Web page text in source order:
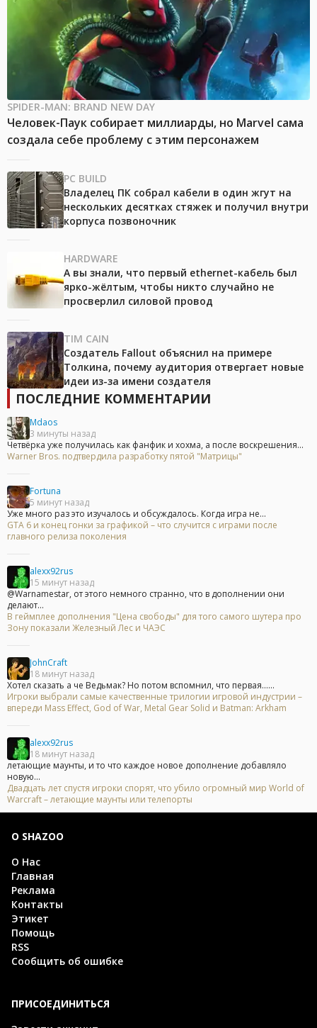
SPIDER-MAN: BRAND NEW DAY
Человек-Паук собирает миллиарды, но Marvel сама
создала себе проблему с этим персонажем
PC BUILD
Владелец ПК собрал кабели в один жгут на
нескольких десятках стяжек и получил внутри
корпуса позвоночник
HARDWARE
А вы знали, что первый ethernet-кабель был
ярко-жёлтым, чтобы никто случайно не
просверлил силовой провод
TIM CAIN
Создатель Fallout объяснил на примере
Толкина, почему аудитория отвергает новые
идеи из-за имени создателя
ПОСЛЕДНИЕ КОММЕНТАРИИ
Mdaos
3 минуты назад
Четвёрка уже получилась как фанфик и хохма, а после воскрешения...
Warner Bros. подтвердила разработку пятой "Матрицы"
Fortuna
5 минут назад
Уже много раз это изучалось и обсуждалось. Когда игра не...
GTA 6 и конец гонки за графикой – что случится с играми после
главного релиза поколения
alexx92rus
15 минут назад
@Warnamestar, от этого немного странно, что в дополнении они
делают...
В геймплее дополнения "Цена свободы" для того самого шутера про
Зону показали Железный Лес и ЧАЭС
JohnCraft
18 минут назад
Хотел сказать а че Ведьмак? Но потом вспомнил, что первая......
Игроки выбрали самые качественные трилогии игровой индустрии –
впереди Mass Effect, God of War, Metal Gear Solid и Batman: Arkham
alexx92rus
18 минут назад
летающие маунты, и то что каждое новое дополнение добавляло
новую...
Двадцать лет спустя игроки спорят, что убило огромный мир World of
Warcraft – летающие маунты или телепорты
О SHAZOO
О Нас
Главная
Реклама
Контакты
Этикет
Помощь
RSS
Сообщить об ошибке
ПРИСОЕДИНИТЬСЯ